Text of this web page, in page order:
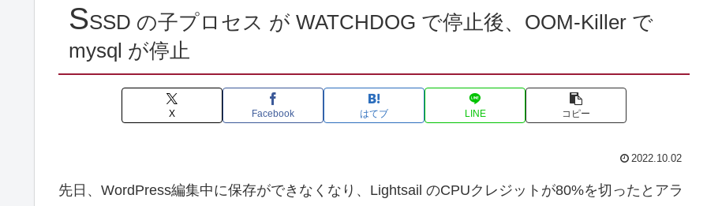
SSSD の子プロセス が WATCHDOG で停止後、OOM-Killer で
mysql が停止
X Facebook はてブ LINE コピー
2022.10.02
先日、WordPress編集中に保存ができなくなり、Lightsail のCPUクレジットが80%を切ったとアラ